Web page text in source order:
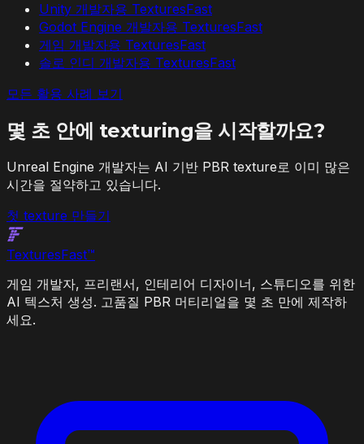
Unity 개발자용 TexturesFast
Godot Engine 개발자용 TexturesFast
게임 개발자용 TexturesFast
솔로 인디 개발자용 TexturesFast
모든 활용 사례 보기
몇 초 안에 texturing을 시작할까요?
Unreal Engine 개발자는 AI 기반 PBR texture로 이미 많은
시간을 절약하고 있습니다.
첫 texture 만들기
TexturesFast™
게임 개발자, 프리랜서, 인테리어 디자이너, 스튜디오를 위한
AI 텍스처 생성. 고품질 PBR 머티리얼을 몇 초 만에 제작하
세요.